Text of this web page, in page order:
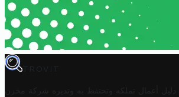
TROVIT
أعمال تملكه وتحتفظ به وتديره
شركة مخزن